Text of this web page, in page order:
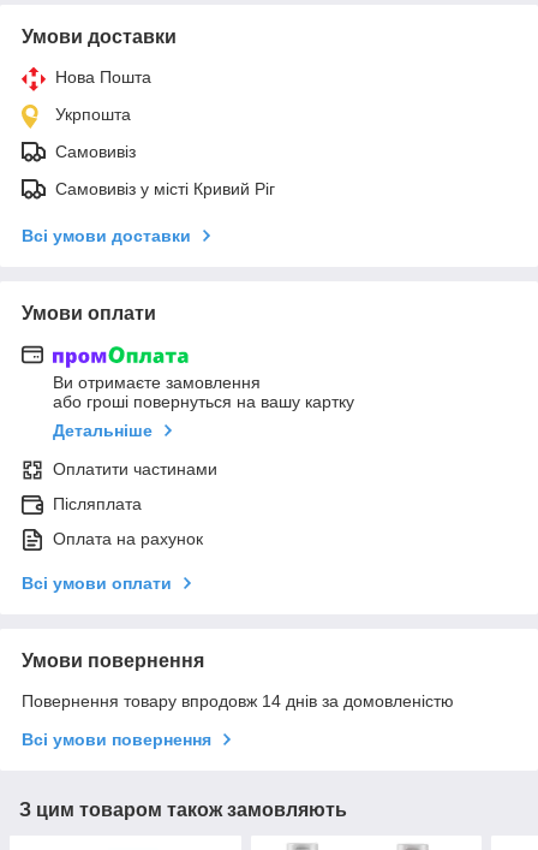
Умови доставки
Нова Пошта
Укрпошта
Самовивіз
Самовивіз у місті Кривий Ріг
Всі умови доставки
Умови оплати
Ви отримаєте замовлення
або гроші повернуться на вашу картку
Детальніше
Оплатити частинами
Післяплата
Оплата на рахунок
Всі умови оплати
Умови повернення
Повернення товару впродовж 14 днів за домовленістю
Всі умови повернення
З цим товаром також замовляють